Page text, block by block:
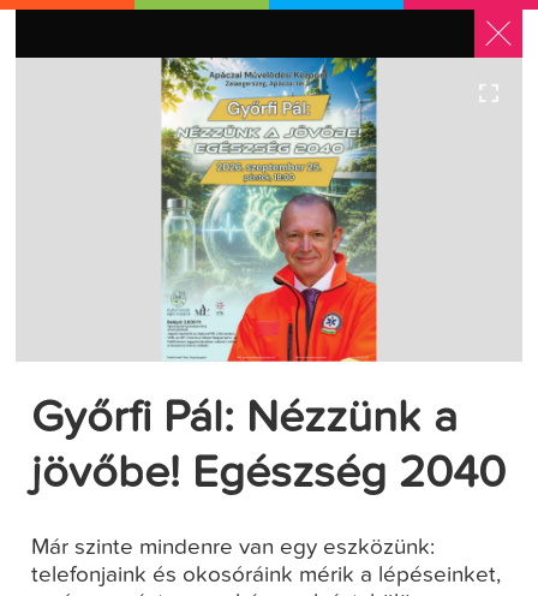
Győrfi Pál: Nézzünk a
jövőbe! Egészség 2040
Már szinte mindenre van egy eszközünk:
telefonjaink és okosóráink mérik a lépéseinket,